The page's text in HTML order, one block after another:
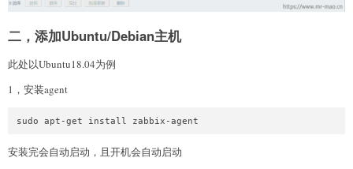
二，添加Ubuntu/Debian主机
此处以Ubuntu18.04为例
1，安装agent
sudo apt-get install zabbix-agent
安装完会自动启动，且开机会自动启动